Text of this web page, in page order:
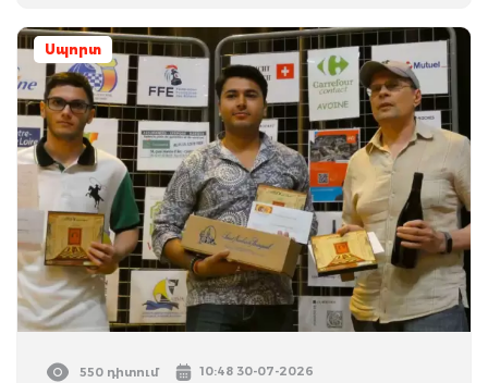
Սպորտ
550 դիտում 10:48 30-07-2026